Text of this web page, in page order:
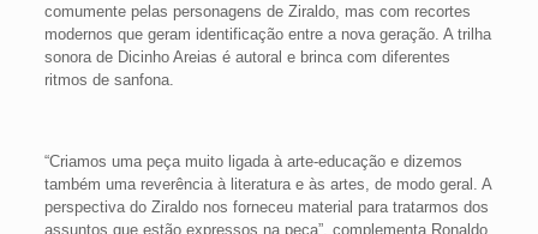
comumente pelas personagens de Ziraldo, mas com recortes
modernos que geram identificação entre a nova geração. A trilha
sonora de Dicinho Areias é autoral e brinca com diferentes
ritmos de sanfona.
“Criamos uma peça muito ligada à arte-educação e dizemos
também uma reverência à literatura e às artes, de modo geral. A
perspectiva do Ziraldo nos forneceu material para tratarmos dos
assuntos que estão expressos na peça”, complementa Ronaldo